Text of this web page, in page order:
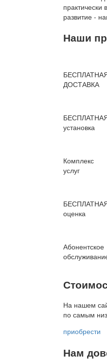
практически
развитие -
Наши
ДОСТАВКА
установка
Комплекс
услуг
оценка
Абонентское
На нашем
по самым
приобрести
Нам